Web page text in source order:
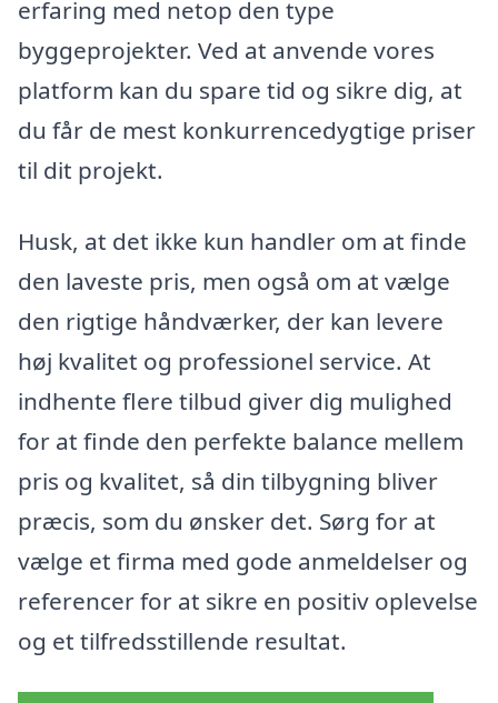
erfaring med netop den type
byggeprojekter. Ved at anvende vores
platform kan du spare tid og sikre dig, at
du får de mest konkurrencedygtige priser
til dit projekt.
Husk, at det ikke kun handler om at finde
den laveste pris, men også om at vælge
den rigtige håndværker, der kan levere
høj kvalitet og professionel service. At
indhente flere tilbud giver dig mulighed
for at finde den perfekte balance mellem
pris og kvalitet, så din tilbygning bliver
præcis, som du ønsker det. Sørg for at
vælge et firma med gode anmeldelser og
referencer for at sikre en positiv oplevelse
og et tilfredsstillende resultat.